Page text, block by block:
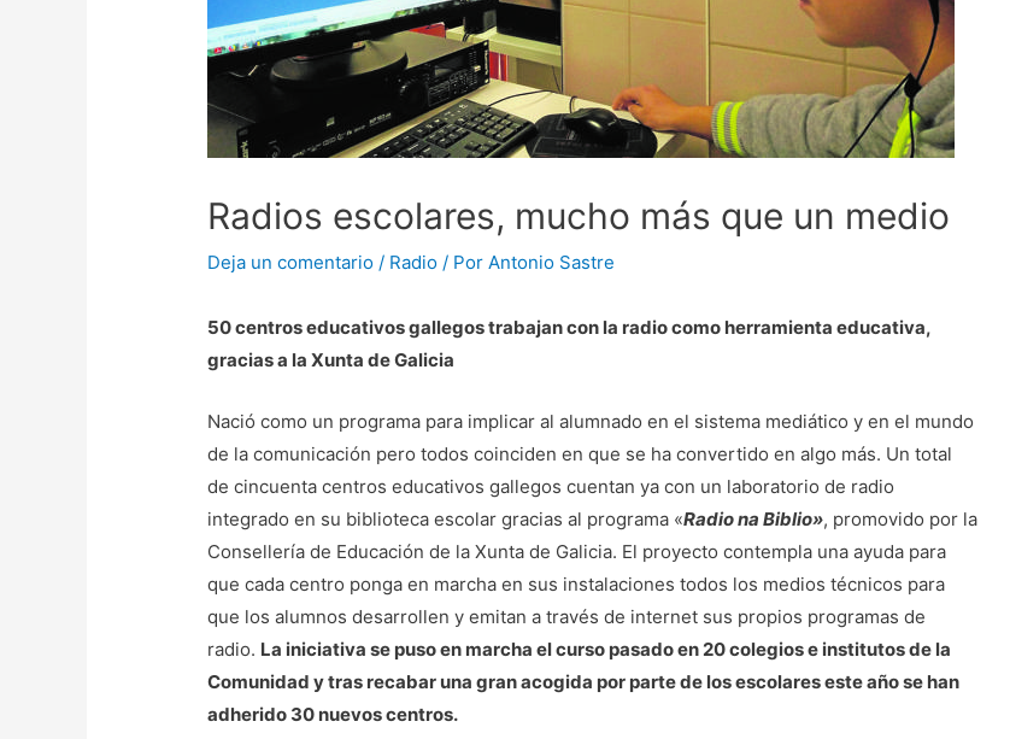
Radios escolares, mucho más que un medio
Deja un comentario / Radio / PorAntonio Sastre
50 centros educativos gallegos trabajan con la radio como herramienta educativa,
gracias a la Xunta de Galicia
Nació como un programa para implicar al alumnado en el sistema mediático y en el mundo
de la comunicación pero todos coinciden en que se ha convertido en algo más. Un total
de cincuenta centros educativos gallegos cuentan ya con un laboratorio de radio
integrado en su biblioteca escolar gracias al programa «Radio na Biblio», promovido por la
Consellería de Educación de la Xunta de Galicia. El proyecto contempla una ayuda para
que cada centro ponga en marcha en sus instalaciones todos los medios técnicos para
que los alumnos desarrollen y emitan a través de internet sus propios programas de
radio. La iniciativa se puso en marcha el curso pasado en 20 colegios e institutos de la
Comunidad y tras recabar una gran acogida por parte de los escolares este año se han
adherido 30 nuevos centros.